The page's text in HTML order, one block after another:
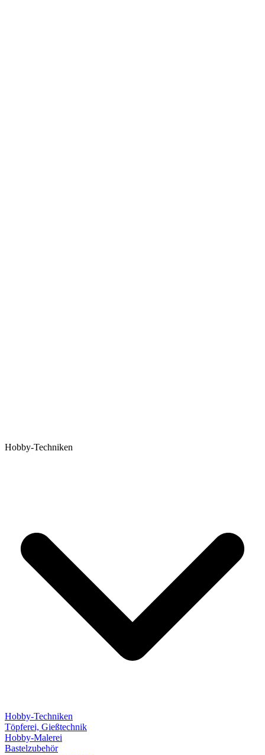
Hobby-Techniken
Hobby-Techniken
Töpferei, Gießtechnik
Hobby-Malerei
Bastelzubehör